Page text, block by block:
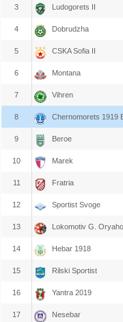
3 Ludogorets II
4 Dobrudzha
5 CSKA Sofia II
6 Montana
7 Vihren
8 Chernomorets 1919
9 Beroe
10 Marek
11 Fratria
12 Sportist Svoge
13 Lokomotiv G.
14 Hebar 1918
15 Rilski Sportist
16 Yantra 2019
17 Nesebar